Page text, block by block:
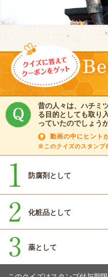
昔の人々は、ハチミ
る目的としても取り
っていたのでしょう
動画の中にヒント
※このクイズのスタンプ
防腐剤として
化粧品として
薬として